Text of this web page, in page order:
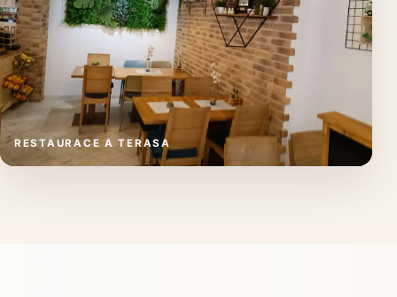
RESTAURACE A TERASA